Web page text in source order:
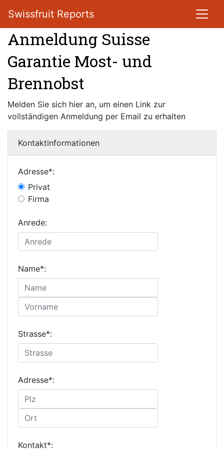
Swissfruit Reports
Anmeldung Suisse
Garantie Most- und
Brennobst
Melden Sie sich hier an, um einen Link zur
vollständigen Anmeldung per Email zu erhalten
Kontaktinformationen
Adresse*:
Privat
Firma
Anrede:
Name*:
Strasse*:
Adresse*:
Kontakt*: